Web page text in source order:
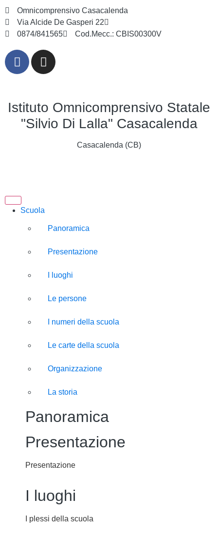
Omnicomprensivo Casacalenda
Via Alcide De Gasperi 22
0874/841565
Cod.Mecc.: CBIS00300V
Istituto Omnicomprensivo Statale
"Silvio Di Lalla" Casacalenda
Casacalenda (CB)
Scuola
Panoramica
Presentazione
I luoghi
Le persone
I numeri della scuola
Le carte della scuola
Organizzazione
La storia
Panoramica
Presentazione
Presentazione
I luoghi
I plessi della scuola